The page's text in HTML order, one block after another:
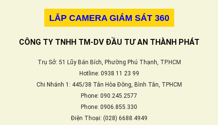
LẮP CAMERA GIÁM SÁT 360
CÔNG TY TNHH TM-DV ĐẦU TƯ AN THÀNH PHÁT
Trụ Sở: 51 Lũy Bán Bích, Phường Phú Thạnh, TP.HCM
Hotline: 0938 11 23 99
Chi Nhánh 1: 445/38 Tân Hòa Đông, Bình Tân, TPHCM
Phone: 090.245.2577
Phone: 0906.855.330
Điện Thoại: (028) 6688.4949